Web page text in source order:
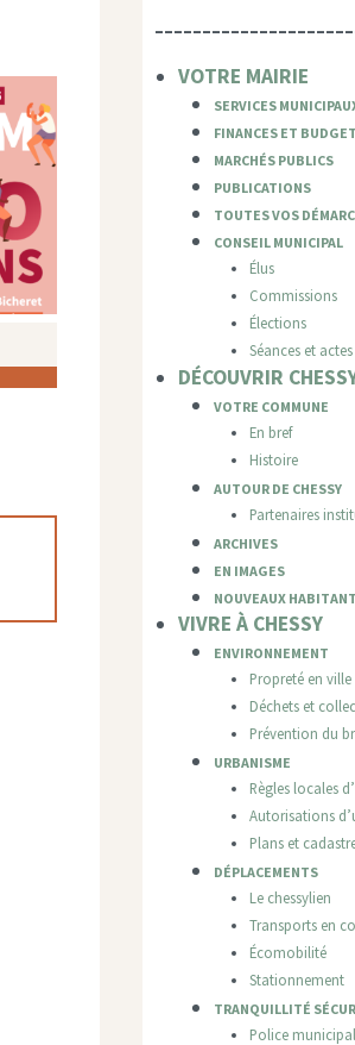
VOTRE MAIRIE
SERVICES
FINANCES ET BUDGET
MARCHÉS PUBLICS
PUBLICATIONS
TOUTES VOS
CONSEIL MUNICIPAL
Élus
Commissions
Élections
Séances et actes
DÉCOUVRIR
VOTRE COMMUNE
En bref
Histoire
AUTOUR DE CHESSY
Partenaires
ARCHIVES
EN IMAGES
NOUVEAUX
VIVRE À CHESSY
ENVIRONNEMENT
Propreté en ville
Déchets et
Prévention du
URBANISME
Règles locales
Autorisations
Plans et
DÉPLACEMENTS
Le chessylien
Transports en
Écomobilité
Stationnement
TRANQUILLITÉ
Police